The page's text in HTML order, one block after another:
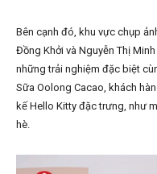
Bên cạnh đó, khu vực chụp
Đồng Khởi và Nguyễn Thị
những trải nghiệm đặc biệt
Sữa Oolong Cacao, khách
kế Hello Kitty đặc trưng, như
hè.